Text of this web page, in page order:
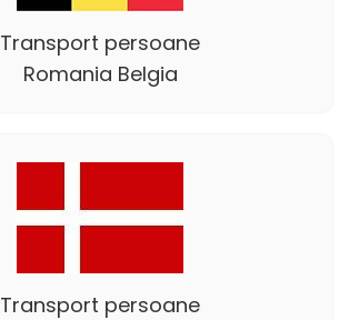
Transport persoane
Romania Belgia
Transport persoane